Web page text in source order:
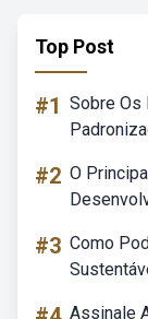
Top Post
#1 Sobre Os
#2 O
#3 Como
Assinale